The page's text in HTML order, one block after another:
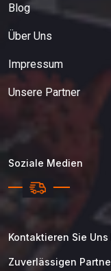
Blog
Über Uns
Impressum
Unsere Partner
Soziale Medien
Kontaktieren Sie
Zuverlässigen